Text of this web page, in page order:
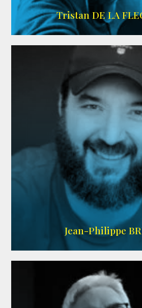
IMDB
Tristan DE LA
LINKEDIN
Jean-Philippe